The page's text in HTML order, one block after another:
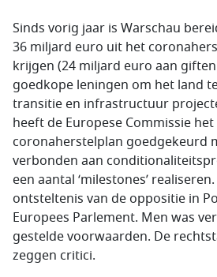
Sinds vorig jaar is Warschau
36 miljard euro uit het
krijgen (24 miljard euro aan
goedkope leningen om het land
transitie en infrastructuur
heeft de Europese Commissie
coronaherstelplan goedgekeurd
verbonden aan
een aantal ‘milestones’
ontsteltenis van de oppositie in
Europees Parlement. Men was
gestelde voorwaarden. De
zeggen critici.